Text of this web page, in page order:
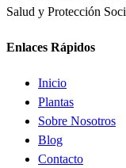
Salud y Protección
Enlaces Rápidos
Inicio
Plantas
Sobre Nosotros
Blog
Contacto